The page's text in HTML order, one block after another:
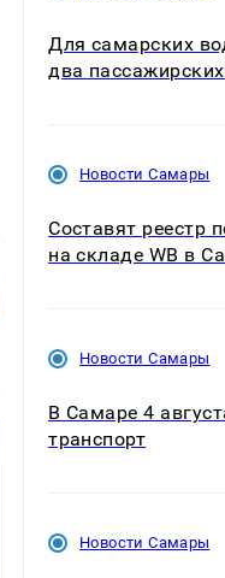
Для самарских
два
Новости Самары
Составят реестр
на складе WB в
Новости Самары
В Самаре 4
транспорт
Новости Самары